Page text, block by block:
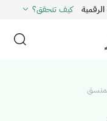
كيف تتحقق؟